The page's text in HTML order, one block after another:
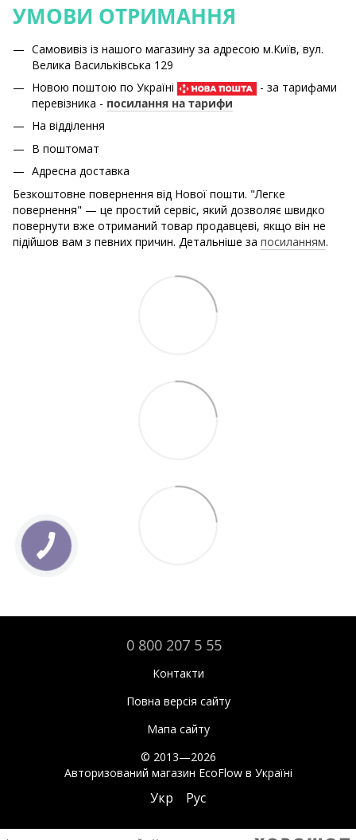
УМОВИ ОТРИМАННЯ
Самовивіз із нашого магазину за адресою м.Київ, вул.
Велика Васильківська 129
Новою поштою по Україні
- за тарифами
перевізника - посилання на тарифи
На відділення
В поштомат
Адресна доставка
Безкоштовне повернення від Нової пошти. "Легке
повернення" — це простий сервіс, який дозволяє швидко
повернути вже отриманий товар продавцеві, якщо він не
підійшов вам з певних причин. Детальніше за посиланням.
0 800 207 5 55
Контакти
Повна версія сайту
Мапа сайту
© 2013—2026
Авторизований магазин EcoFlow в Україні
Укр Рус